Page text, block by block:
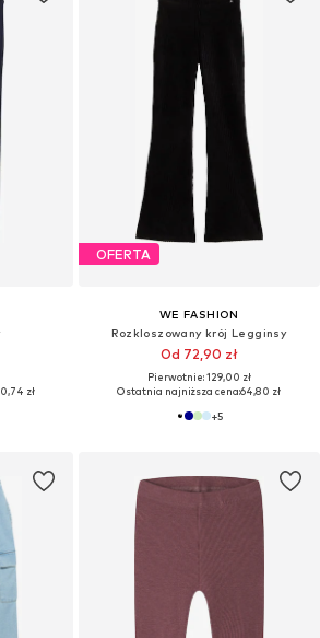
zł
OFERTA
WE FASHION
Rozkloszowany krój Legginsy
Od 72,90 zł
Pierwotnie: 129,00 zł
Ostatnia najniższa cena:64,80 zł
+5